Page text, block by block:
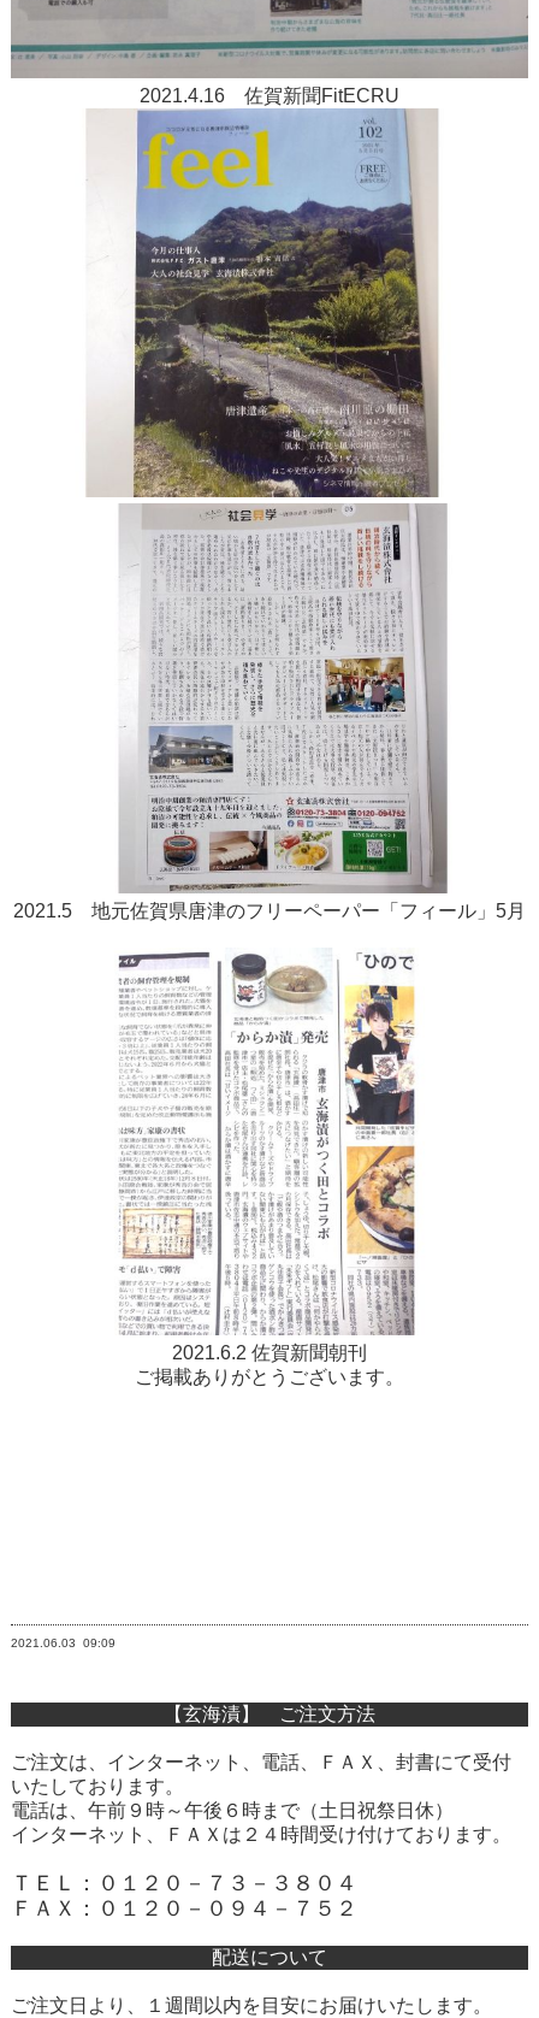
2021.4.16 佐賀新聞FitECRU
2021.5 地元佐賀県唐津のフリーペーパー「フィール」5月
2021.6.2 佐賀新聞朝刊
ご掲載ありがとうございます。
2021.06.03 09:09
【玄海漬】 ご注文方法
ご注文は、インターネット、電話、ＦＡＸ、封書にて受付
いたしております。
電話は、午前９時～午後６時まで（土日祝祭日休）
インターネット、ＦＡＸは２４時間受け付けております。
ＴＥＬ：０１２０－７３－３８０４
ＦＡＸ：０１２０－０９４－７５２
配送について
ご注文日より、１週間以内を目安にお届けいたします。